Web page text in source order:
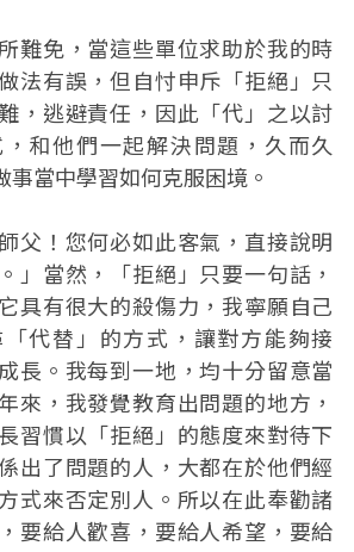
難免，當這些單位求助於我的時
法有誤，但自忖申斥「拒絕」只
，逃避責任，因此「代」之以討
和他們一起解決問題，久而久
事當中學習如何克服困境。
父！您何必如此客氣，直接說明
」當然，「拒絕」只要一句話，
具有很大的殺傷力，我寧願自己
代替」的方式，讓對方能夠接
長。我每到一地，均十分留意當
來，我發覺教育出問題的地方，
習慣以「拒絕」的態度來對待下
出了問題的人，大都在於他們經
式來否定別人。所以在此奉勸諸
要給人歡喜，要給人希望，要給